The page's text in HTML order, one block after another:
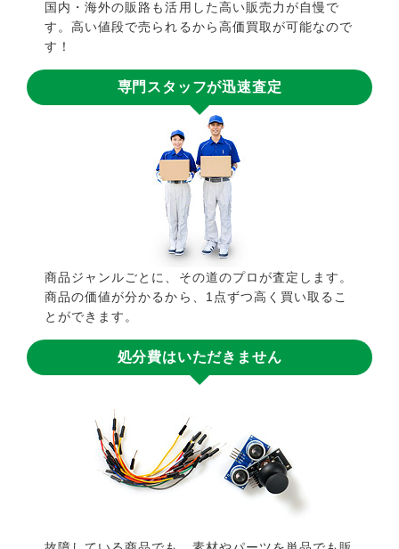
国内・海外の販路も活用した高い販売力が自慢で
す。高い値段で売られるから高価買取が可能なので
す！
専門スタッフが迅速査定
商品ジャンルごとに、その道のプロが査定します。
商品の価値が分かるから、1点ずつ高く買い取るこ
とができます。
処分費はいただきません